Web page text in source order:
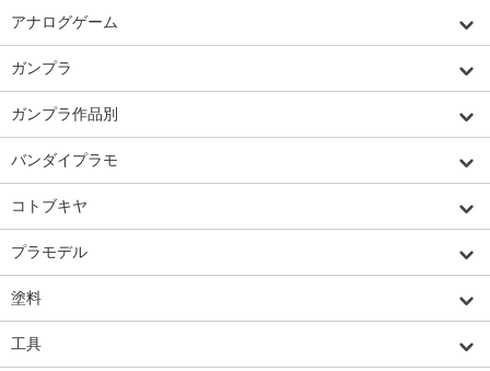
アナログゲーム
ガンプラ
ガンプラ作品別
バンダイプラモ
コトブキヤ
プラモデル
塗料
工具